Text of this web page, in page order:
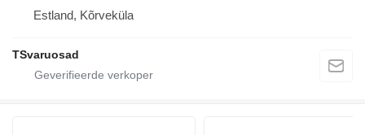
Estland, Kõrveküla
TSvaruosad